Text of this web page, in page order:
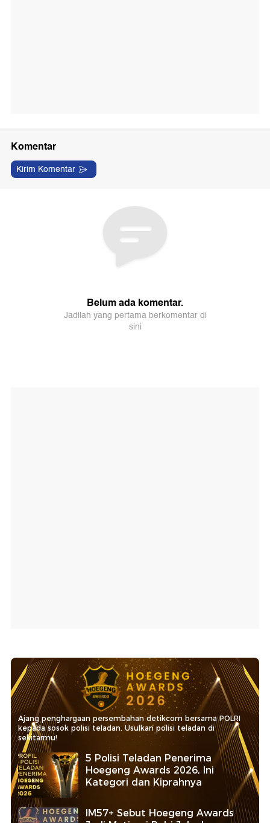
Ajang penghargaan persembahan detikcom bersama POLRI
kepada sosok polisi teladan. Usulkan polisi teladan di
sekitarmu!
5 Polisi Teladan Penerima
Hoegeng Awards 2026, Ini
Kategori dan Kiprahnya
IM57+ Sebut Hoegeng Awards